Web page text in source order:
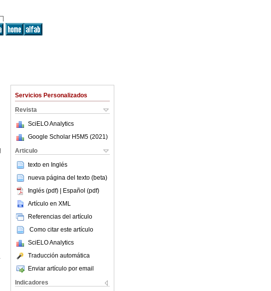
Servicios Personalizados
Revista
SciELO Analytics
Google Scholar H5M5 (2021 )
Articulo
texto en Inglés
nueva página del texto (beta)
Inglés (pdf) | Español (pdf)
Artículo en XML
Referencias del artículo
Como citar este artículo
SciELO Analytics
Traducción automática
Enviar artículo por email
Indicadores